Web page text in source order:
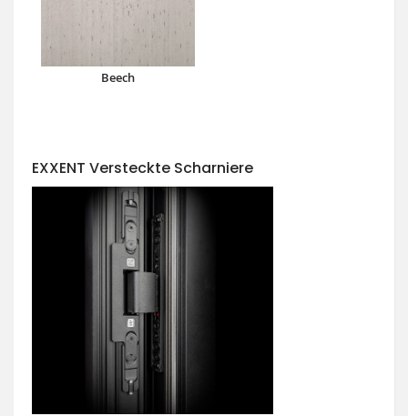
Beech
EXXENT Versteckte Scharniere